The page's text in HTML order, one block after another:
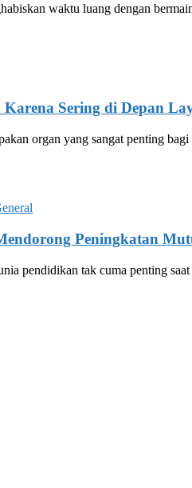
waktu luang dengan
Karena Sering di Depan
organ yang sangat penting
Peningkatan
pendidikan tak cuma penting